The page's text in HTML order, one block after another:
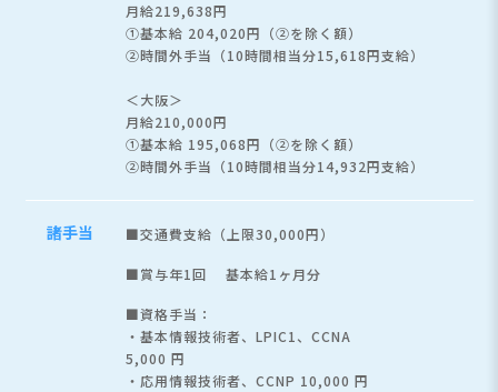
月給219,638円
①基本給 204,020円（②を除く額）
②時間外手当（10時間相当分15,618円支給）
＜大阪＞
月給210,000円
①基本給 195,068円（②を除く額）
②時間外手当（10時間相当分14,932円支給）
諸手当 ■交通費支給（上限30,000円）
■賞与年1回 基本給1ヶ月分
■資格手当：
・基本情報技術者、LPIC1、CCNA
5,000 円
・応用情報技術者、CCNP 10,000 円